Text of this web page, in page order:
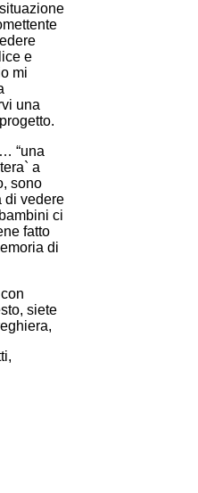
e
mi
una
“una
a
sono
di vedere
ci
fatto
di
siete